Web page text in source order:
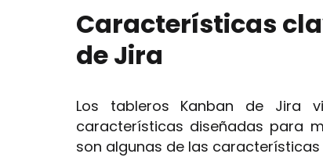
Características
de Jira
Los tableros Kanban de Jira
características diseñadas para
son algunas de las